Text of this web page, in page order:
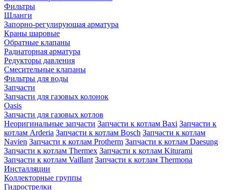
Фильтры
Шланги
Запорно-регулирующая арматура
Краны шаровые
Обратные клапаны
Радиаторная арматура
Редукторы давления
Смесительные клапаны
Фильтры для воды
Запчасти
Запчасти для газовых колонок
Oasis
Запчасти для газовых котлов
Неоригинальные запчасти Запчасти к котлам Baxi Запчасти к
котлам Arderia Запчасти к котлам Bosch Запчасти к котлам
Navien Запчасти к котлам Protherm Запчасти к котлам Daesung
Запчасти к котлам Thermex Запчасти к котлам Kiturami
Запчасти к котлам Vaillant Запчасти к котлам Thermona
Инсталляции
Коллекторные группы
Гидрострелки